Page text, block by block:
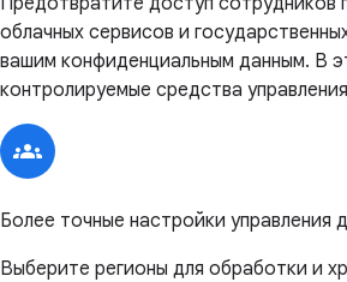
облачных сервисов и
вашим конфиденциальным данным. В
контролируемые средства
Более точные настройки управления
Выберите регионы для обработки и